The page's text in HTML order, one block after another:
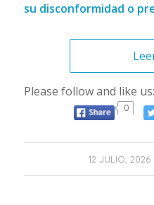
su disconformidad o
Please follow and like us:
0
12 JULIO, 2026
/